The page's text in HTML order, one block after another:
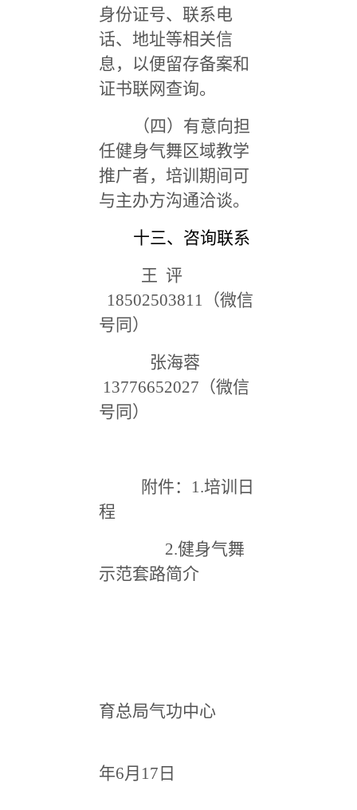
身份证号、联系电
话、地址等相关信
息，以便留存备案和
证书联网查询。
（四）有意向担
任健身气舞区域教学
推广者，培训期间可
与主办方沟通洽谈。
十三、咨询联系
王 评
18502503811（微信
号同）
张海蓉
13776652027（微信
号同）
附件：1.培训日
程
2.健身气舞
示范套路简介
育总局气功中心
年6月17日